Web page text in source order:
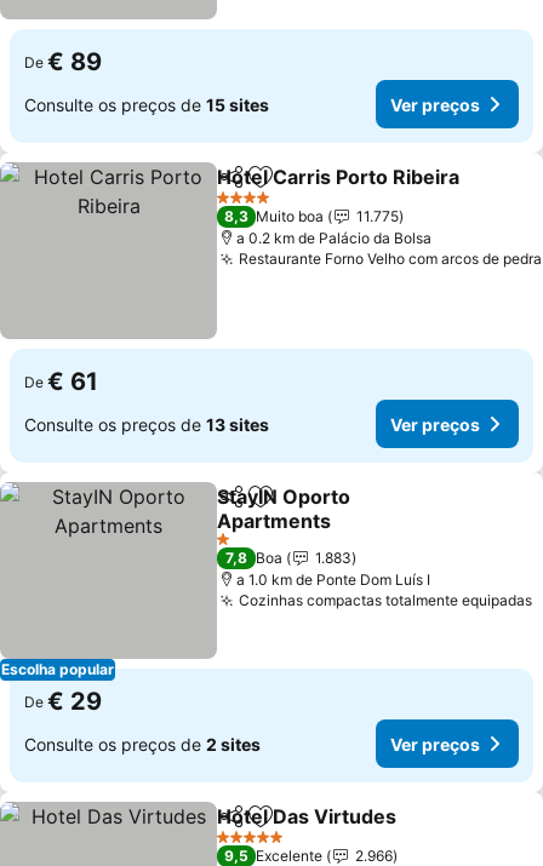
De € 89
Consulte os preços de 15 sites Ver preços
PartilharAdicionar aos favoritos
Hotel Carris Porto Ribeira
4 Estrelas
8,3 Muito boa
11.775
a 0.2 km de Palácio da Bolsa
Restaurante Forno Velho com arcos de pedra
De € 61
Consulte os preços de 13 sites Ver preços
Escolha popular
PartilharAdicionar aos favoritos
StayIN Oporto
Apartments
1 Estrelas
7,8 Boa
1.883
a 1.0 km de Ponte Dom Luís I
Cozinhas compactas totalmente equipadas
De € 29
Consulte os preços de 2 sites Ver preços
PartilharAdicionar aos favoritos
Hotel Das Virtudes
5 Estrelas
9,5 Excelente
2.966